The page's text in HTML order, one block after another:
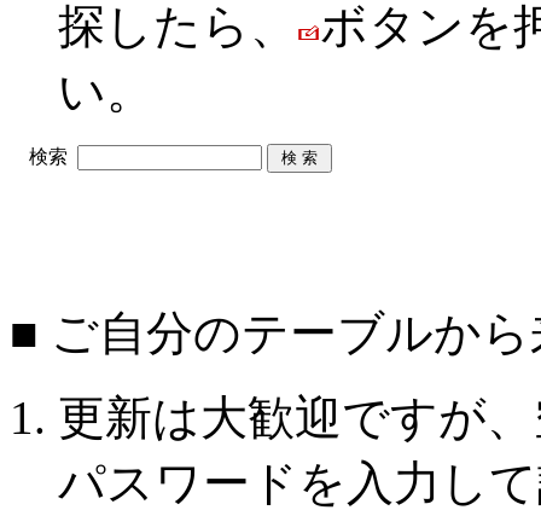
探したら、
ボタンを
い。
検索
■ ご自分のテーブルか
更新は大歓迎ですが
パスワードを入力し